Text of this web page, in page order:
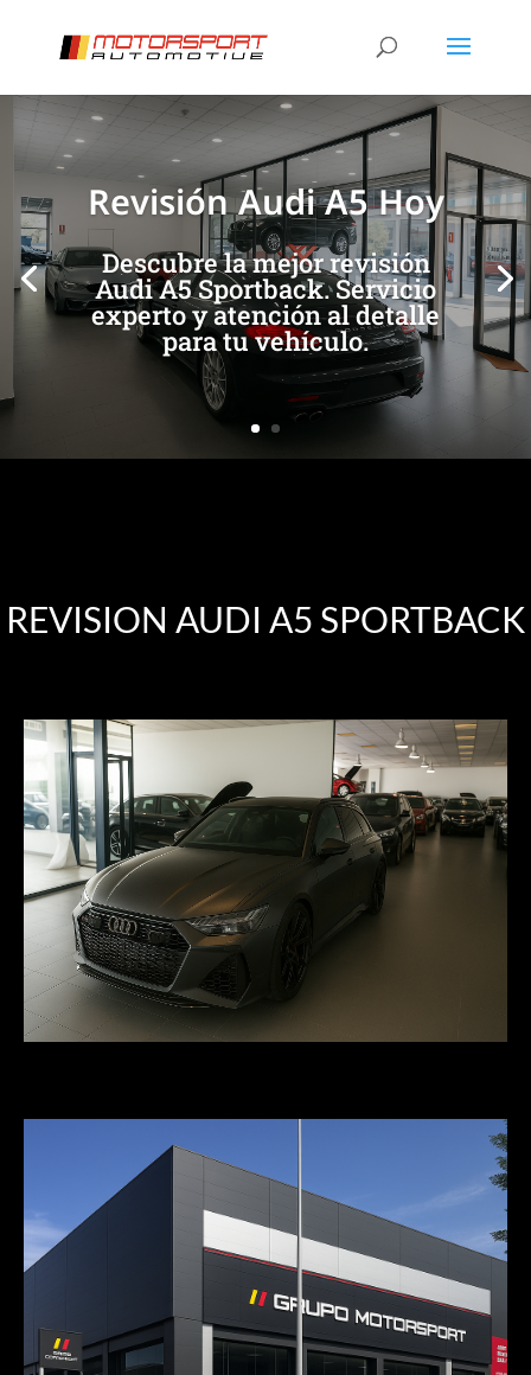
Revisión Audi A5 Hoy
Descubre la mejor revisión
Audi A5 Sportback. Servicio
experto y atención al detalle
para tu vehículo.
[/et_pb_slide] [/et_pb_slide]
REVISION AUDI A5 SPORTBACK